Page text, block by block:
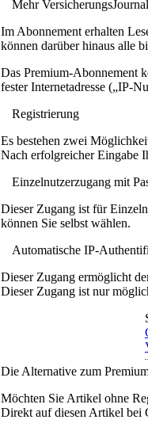
Mehr
Im Abonnement erhalten
können darüber hinaus alle
Das Premium-Abonnement
fester Internetadresse („IP-
Registrierung
Es bestehen zwei
Nach erfolgreicher Eingabe
Einzelnutzerzugang mit
Dieser Zugang ist für
können Sie selbst wählen.
Automatische IP-
Dieser Zugang ermöglicht
Dieser Zugang ist nur
Die Alternative zum
Möchten Sie Artikel ohne
Direkt auf diesen Artikel bei